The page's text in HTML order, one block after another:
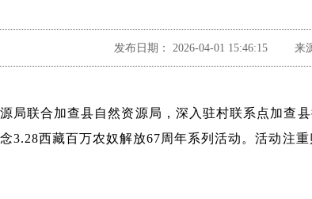
发布日期： 2026-04-01 15:46:15 来
局联合加查县自然资源局，深入驻村联系点加查
3.28西藏百万农奴解放67周年系列活动。活动注